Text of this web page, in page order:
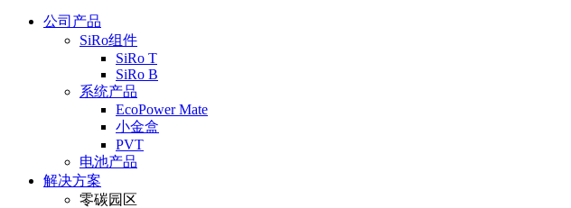
公司产品
SiRo组件
SiRo T
SiRo B
系统产品
EcoPower Mate
小金盒
PVT
电池产品
解决方案
零碳园区